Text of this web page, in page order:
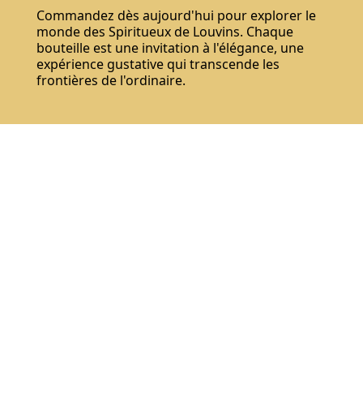
Commandez dès aujourd'hui pour explorer le
monde des Spiritueux de Louvins. Chaque
bouteille est une invitation à l'élégance, une
expérience gustative qui transcende les
frontières de l'ordinaire.